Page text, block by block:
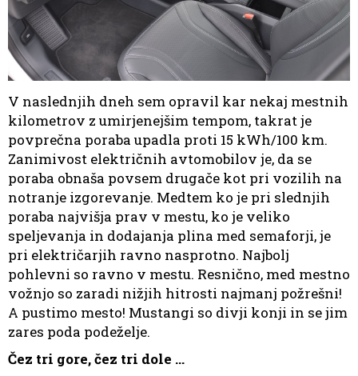
V naslednjih dneh sem opravil kar nekaj mestnih
kilometrov z umirjenejšim tempom, takrat je
povprečna poraba upadla proti 15 kWh/100 km.
Zanimivost električnih avtomobilov je, da se
poraba obnaša povsem drugače kot pri vozilih na
notranje izgorevanje. Medtem ko je pri slednjih
poraba najvišja prav v mestu, ko je veliko
speljevanja in dodajanja plina med semaforji, je
pri električarjih ravno nasprotno. Najbolj
pohlevni so ravno v mestu. Resnično, med mestno
vožnjo so zaradi nižjih hitrosti najmanj požrešni!
A pustimo mesto! Mustangi so divji konji in se jim
zares poda podeželje.
Čez tri gore, čez tri dole …